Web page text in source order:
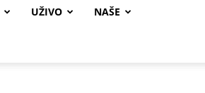
UŽIVO NAŠE